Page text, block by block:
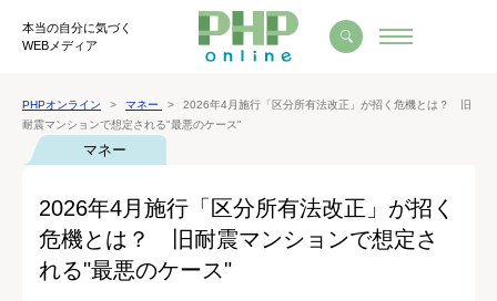
本当の自分に気づく
WEBメディア
PHPオンライン マネー
2026年4月施行「区分所有法改正」が招く危機とは？ 旧
耐震マンションで想定される"最悪のケース"
マネー
2026年4月施行「区分所有法改正」が招く
危機とは？ 旧耐震マンションで想定さ
れる"最悪のケース"